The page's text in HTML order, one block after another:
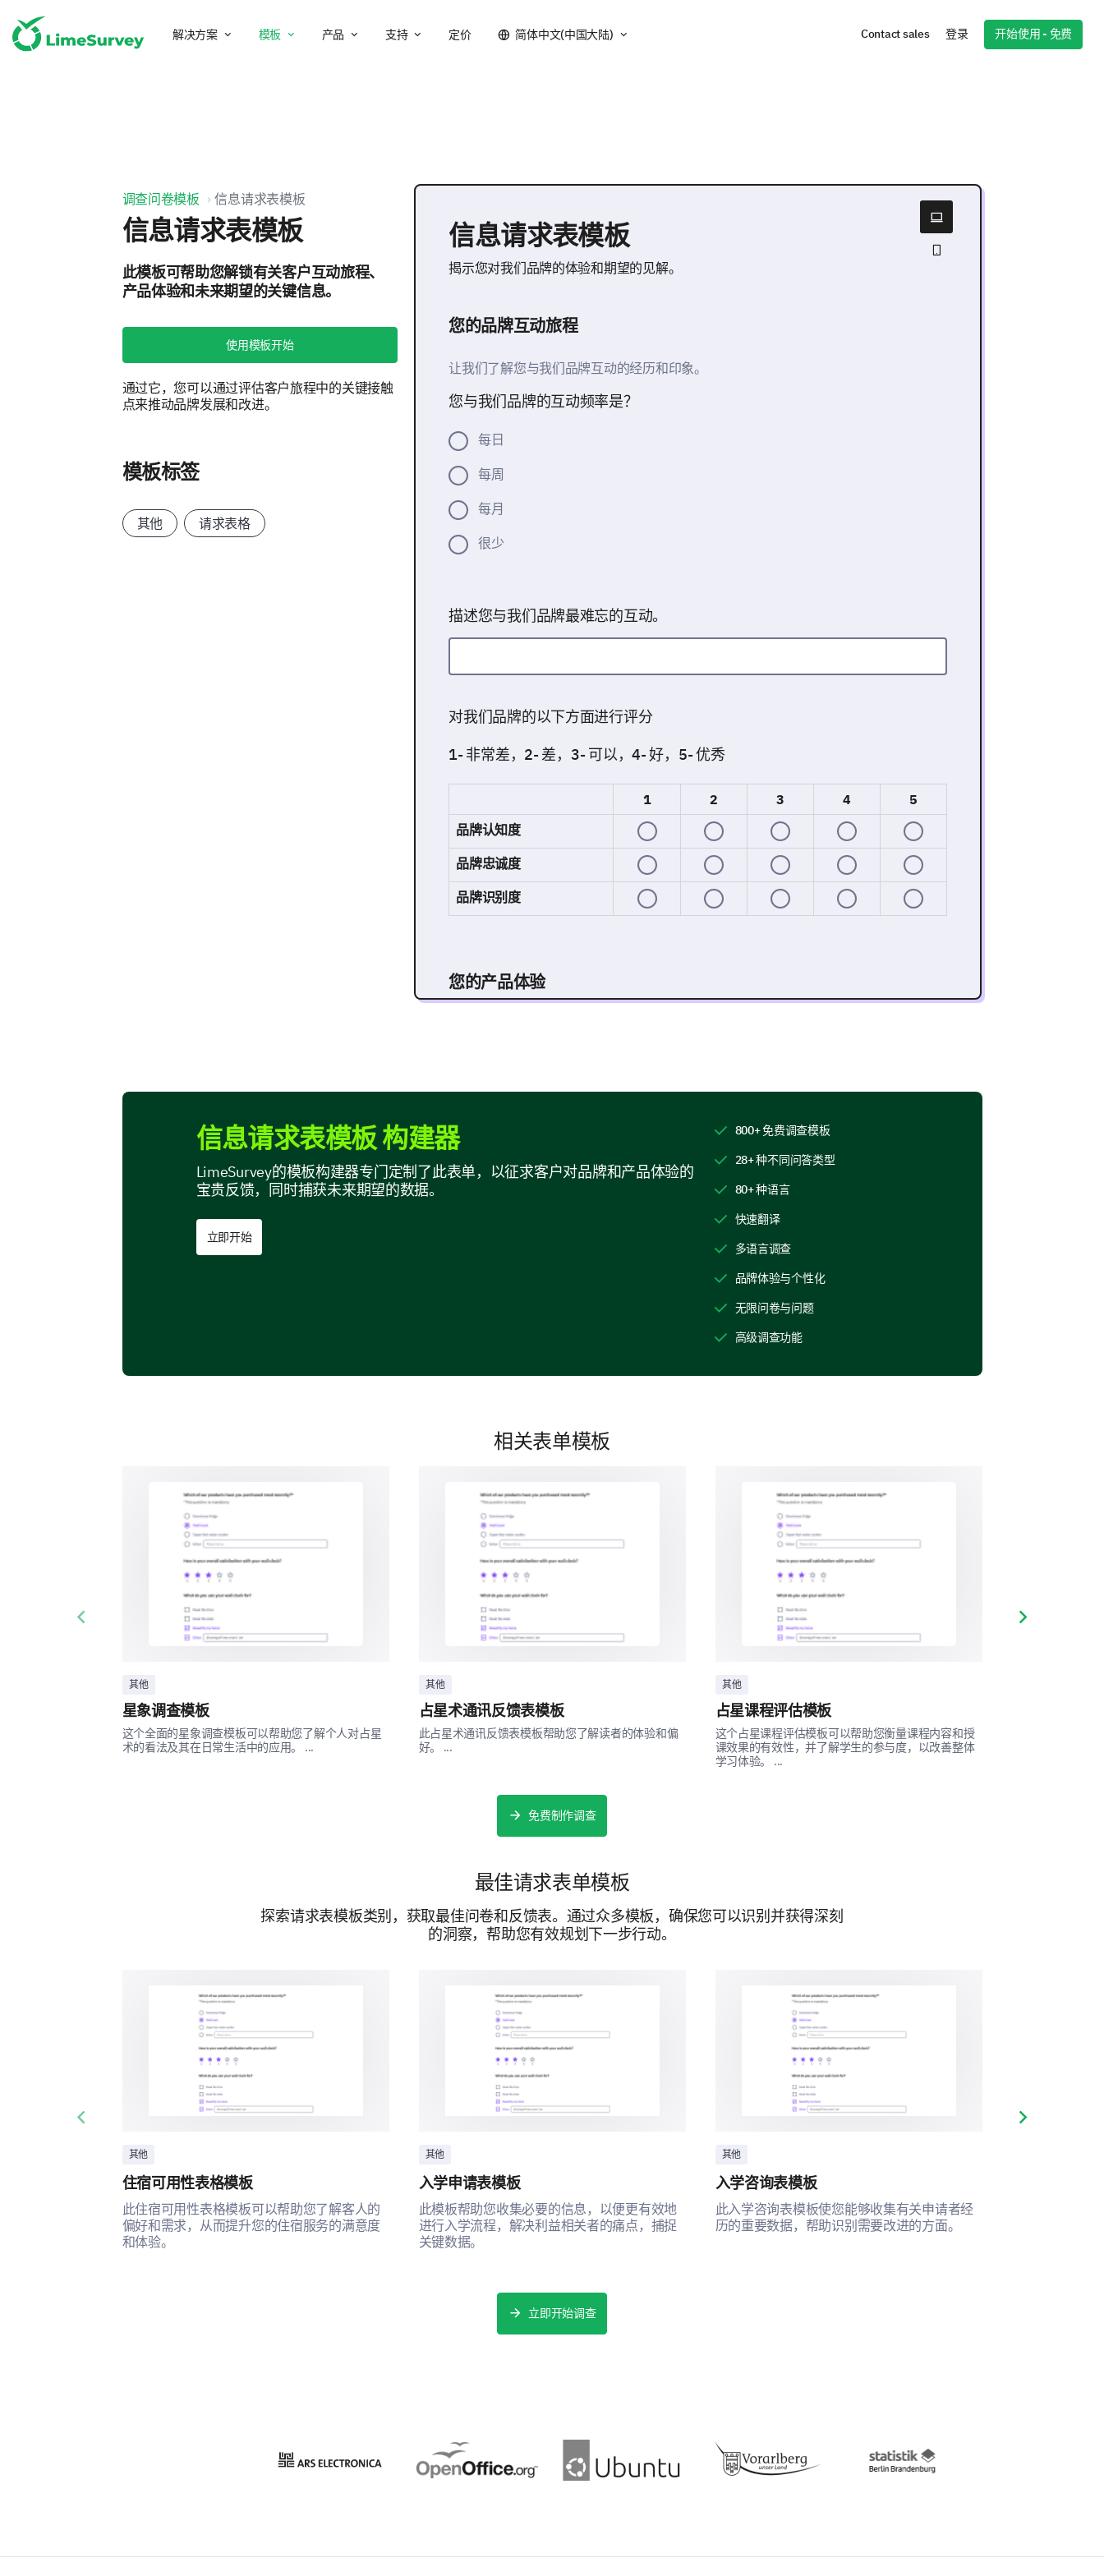
解决方案 模板 产品 支持 定价 简体中文(中国大陆) Contact sales 登录 开始使用 - 免费
调查问卷模板 信息请求表模板
信息请求表模板
此模板可帮助您解锁有关客户互动旅程、
产品体验和未来期望的关键信息。
使用模板开始
通过它，您可以通过评估客户旅程中的关键接触
点来推动品牌发展和改进。
模板标签
其他 请求表格
信息请求表模板
揭示您对我们品牌的体验和期望的见解。
您的品牌互动旅程
让我们了解您与我们品牌互动的经历和印象。
您与我们品牌的互动频率是？
每日
每周
每月
很少
描述您与我们品牌最难忘的互动。
对我们品牌的以下方面进行评分
1- 非常差，2- 差，3- 可以，4- 好，5- 优秀
1 2 3 4
5
品牌认知度
品牌忠诚度
品牌识别度
您的产品体验
如果您可以改变我们产品的一件事，那会是什么？
不确定
我发现使用它很简单
我发现它很有价值
未来品牌期望
您的期望和愿望对我们的发展计划至关重要。
您希望我们未来提供以下哪些服务
在线聊天支持
个性化优惠
由...提供支持
信息请求表模板 构建器
LimeSurvey的模板构建器专门定制了此表单，以征求客户对品牌和产品体验的
宝贵反馈，同时捕获未来期望的数据。
立即开始
800+ 免费调查模板
28+ 种不同问答类型
80+ 种语言
快速翻译
多语言调查
品牌体验与个性化
无限问卷与问题
高级调查功能
相关表单模板
其他
星象调查模板
这个全面的星象调查模板可以帮助您了解个人对占星
术的看法及其在日常生活中的应用。 ...
其他
占星术通讯反馈表模板
此占星术通讯反馈表模板帮助您了解读者的体验和偏
好。 ...
其他
占星课程评估模板
这个占星课程评估模板可以帮助您衡量课程内容和授
课效果的有效性，并了解学生的参与度，以改善整体
学习体验。 ...
Previous slide Next slide
免费制作调查
最佳请求表单模板
探索请求表模板类别，获取最佳问卷和反馈表。通过众多模板，确保您可以识别并获得深刻
的洞察，帮助您有效规划下一步行动。
其他
住宿可用性表格模板
此住宿可用性表格模板可以帮助您了解客人的
偏好和需求，从而提升您的住宿服务的满意度
和体验。
其他
入学申请表模板
此模板帮助您收集必要的信息，以便更有效地
进行入学流程，解决利益相关者的痛点，捕捉
关键数据。
其他
入学咨询表模板
此入学咨询表模板使您能够收集有关申请者经
历的重要数据，帮助识别需要改进的方面。
Previous slide Next slide
立即开始调查